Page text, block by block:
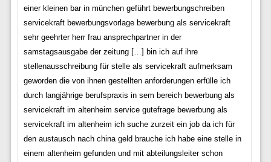
einer kleinen bar in münchen geführt bewerbungschreiben
servicekraft bewerbungsvorlage bewerbung als servicekraft
sehr geehrter herr frau ansprechpartner in der
samstagsausgabe der zeitung […] bin ich auf ihre
stellenausschreibung für stelle als servicekraft aufmerksam
geworden die von ihnen gestellten anforderungen erfülle ich
durch langjährige berufspraxis in sem bereich bewerbung als
servicekraft im altenheim service gutefrage bewerbung als
servicekraft im altenheim ich suche zurzeit ein job da ich für
den austausch nach china geld brauche ich habe eine stelle in
einem altenheim gefunden und mit abteilungsleiter schon